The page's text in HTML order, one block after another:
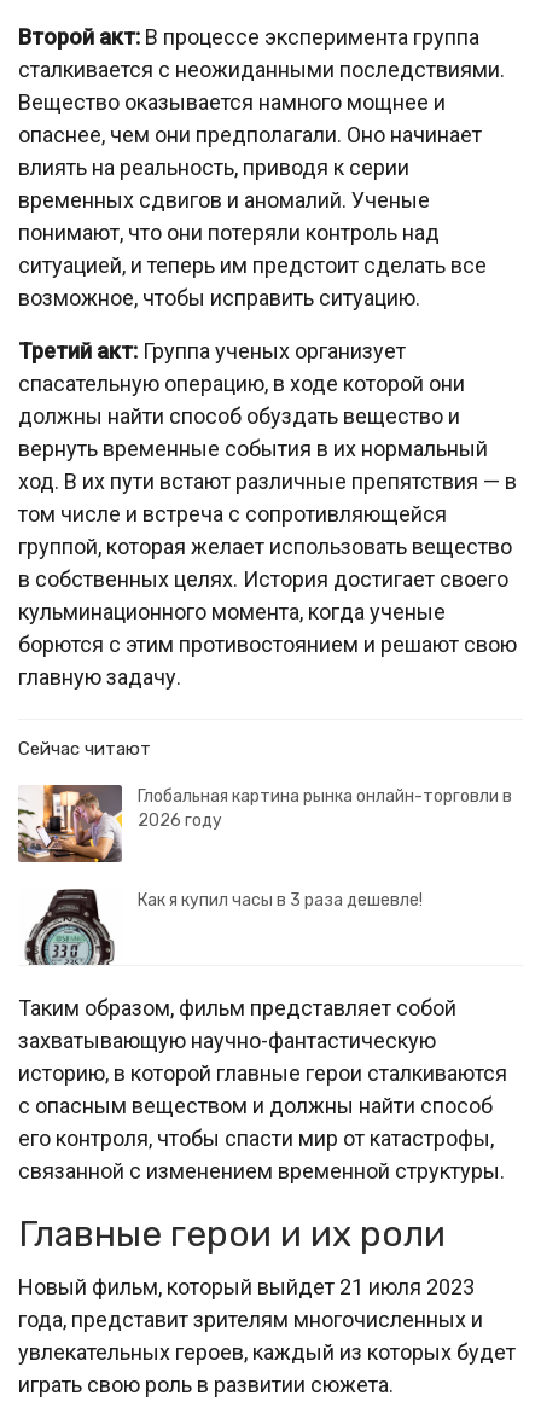
Второй акт: В процессе эксперимента группа
сталкивается с неожиданными последствиями.
Вещество оказывается намного мощнее и
опаснее, чем они предполагали. Оно начинает
влиять на реальность, приводя к серии
временных сдвигов и аномалий. Ученые
понимают, что они потеряли контроль над
ситуацией, и теперь им предстоит сделать все
возможное, чтобы исправить ситуацию.
Третий акт: Группа ученых организует
спасательную операцию, в ходе которой они
должны найти способ обуздать вещество и
вернуть временные события в их нормальный
ход. В их пути встают различные препятствия — в
том числе и встреча с сопротивляющейся
группой, которая желает использовать вещество
в собственных целях. История достигает своего
кульминационного момента, когда ученые
борются с этим противостоянием и решают свою
главную задачу.
Сейчас читают
Глобальная картина рынка онлайн-торговли в
2026 году
Как я купил часы в 3 раза дешевле!
Таким образом, фильм представляет собой
захватывающую научно-фантастическую
историю, в которой главные герои сталкиваются
с опасным веществом и должны найти способ
его контроля, чтобы спасти мир от катастрофы,
связанной с изменением временной структуры.
Главные герои и их роли
Новый фильм, который выйдет 21 июля 2023
года, представит зрителям многочисленных и
увлекательных героев, каждый из которых будет
играть свою роль в развитии сюжета.